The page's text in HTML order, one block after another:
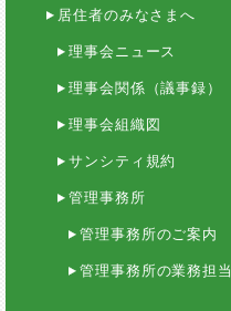
居住者のみなさまへ
理事会ニュース
理事会関係（議事録）
理事会組織図
サンシティ規約
管理事務所
管理事務所のご案内
管理事務所の業務担当